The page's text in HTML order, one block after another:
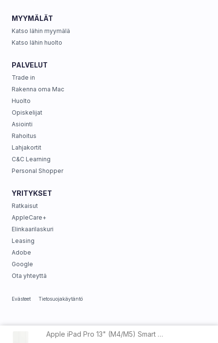
Apple iPad Pro 13" (M4/M5) Smart Folio White
MYYMÄLÄT
Katso lähin myymälä
Katso lähin huolto
PALVELUT
Trade in
Rakenna oma Mac
Huolto
Opiskelijat
Asiointi
Rahoitus
Lahjakortit
C&C Learning
Personal Shopper
YRITYKSET
Ratkaisut
AppleCare+
Elinkaarilaskuri
Leasing
Adobe
Google
Ota yhteyttä
Evästeet Tietosuojakäytäntö